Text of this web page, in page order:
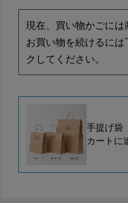
現在、買い物かごには
お買い物を続けるに
クしてください。
手提げ袋
カートに